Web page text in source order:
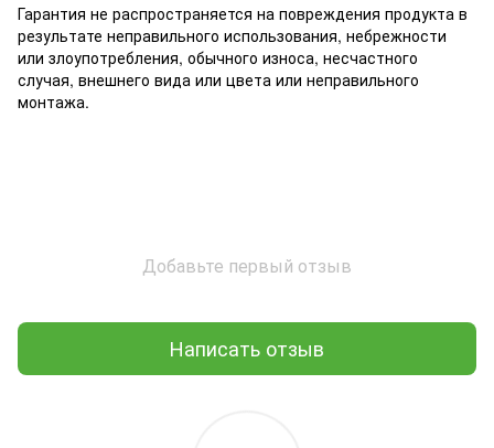
Гарантия не распространяется на повреждения продукта в
результате неправильного использования, небрежности
или злоупотребления, обычного износа, несчастного
случая, внешнего вида или цвета или неправильного
монтажа.
Добавьте первый отзыв
Написать отзыв